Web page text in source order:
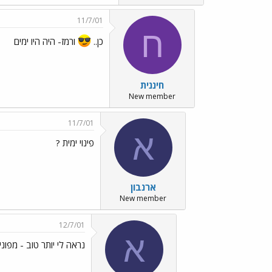
ח
חיננית
New member
11/7/01
כן.. ורמז- היה היו ימים
א
ארנבון
New member
11/7/01
פינוי ימית ?
א
12/7/01
נראה לי יותר טוב -